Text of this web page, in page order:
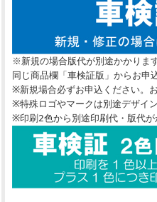
※新規の場合版代が別途かかります
同じ商品欄「車検証版」からお申
※新規場合必ずお申込ください。
※特殊ロゴやマークは別途デザイ
※印刷2色から別途印刷代・版代が